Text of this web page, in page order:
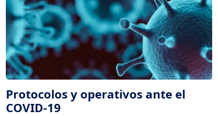
Protocolos y operativos ante el
COVID-19